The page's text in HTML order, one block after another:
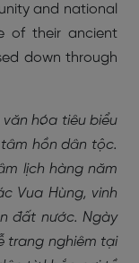
and national
of their ancient
down through
hóa tiêu biểu
hồn dân tộc.
lịch hàng năm
Vua Hùng, vinh
đất nước. Ngày
trang nghiêm tại